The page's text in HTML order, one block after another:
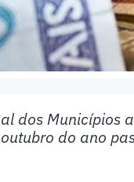
dos Municípios
do ano